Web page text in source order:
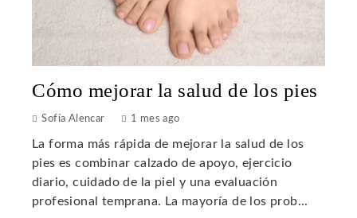
Cómo mejorar la salud de los pies
Sofía Alencar 1 mes ago
La forma más rápida de mejorar la salud de los
pies es combinar calzado de apoyo, ejercicio
diario, cuidado de la piel y una evaluación
profesional temprana. La mayoría de los prob...